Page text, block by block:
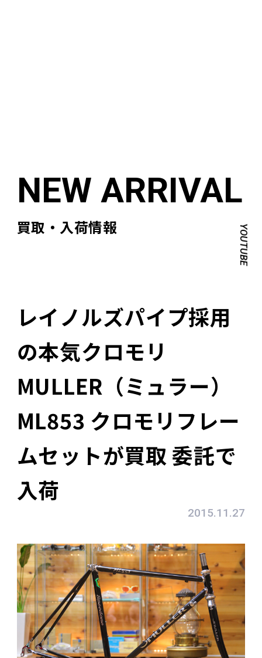
買取・入荷情報 YOUTUBE
レイノルズパイプ採用
の本気クロモリ
MULLER（ミュラー）
ML853 クロモリフレー
ムセットが買取 委託で
入荷
2015.11.27